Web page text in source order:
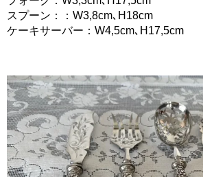
スプーン：：W3,8cm､H18cm
ケーキサーバー：W4,5cm､H17,5cm